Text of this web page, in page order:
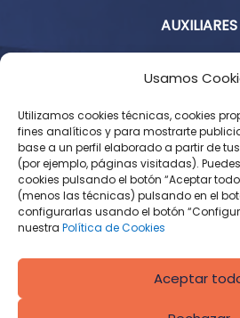
Usamos
Utilizamos cookies técnicas, cookies
fines analíticos y para mostrarte
base a un perfil elaborado a partir de
(por ejemplo, páginas visitadas).
cookies pulsando el botón “Aceptar
(menos las técnicas) pulsando en el
configurarlas usando el botón
nuestra Política de Cookies
Aceptar
AUXILIARES
Aviso Legal
Política de
Condiciones Generales
Política de
Derecho de